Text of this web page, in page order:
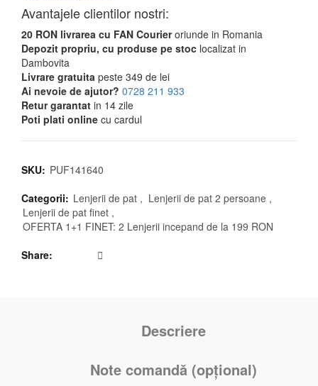
Avantajele clientilor nostri:
20 RON livrarea cu FAN Courieroriunde in Romania
Depozit propriu, cu produse pe stoc localizat in
Dambovita
Livrare gratuita peste 349 de lei
Ai nevoie de ajutor? 0728 211 933
Retur garantat in 14 zile
Poti plati online cu cardul
SKU: PUF141640
Categorii: Lenjerii de pat , Lenjerii de pat 2 persoane ,
Lenjerii de pat finet ,
OFERTA 1+1 FINET: 2 Lenjerii incepand de la 199 RON
Share
Descriere
Note comandă (opțional)